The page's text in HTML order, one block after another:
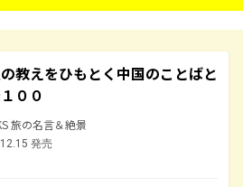
教えをひもとく中国のことばと
００
旅の名言＆絶景
発売